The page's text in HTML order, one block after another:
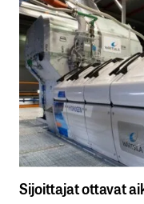
Sijoittajat ottavat